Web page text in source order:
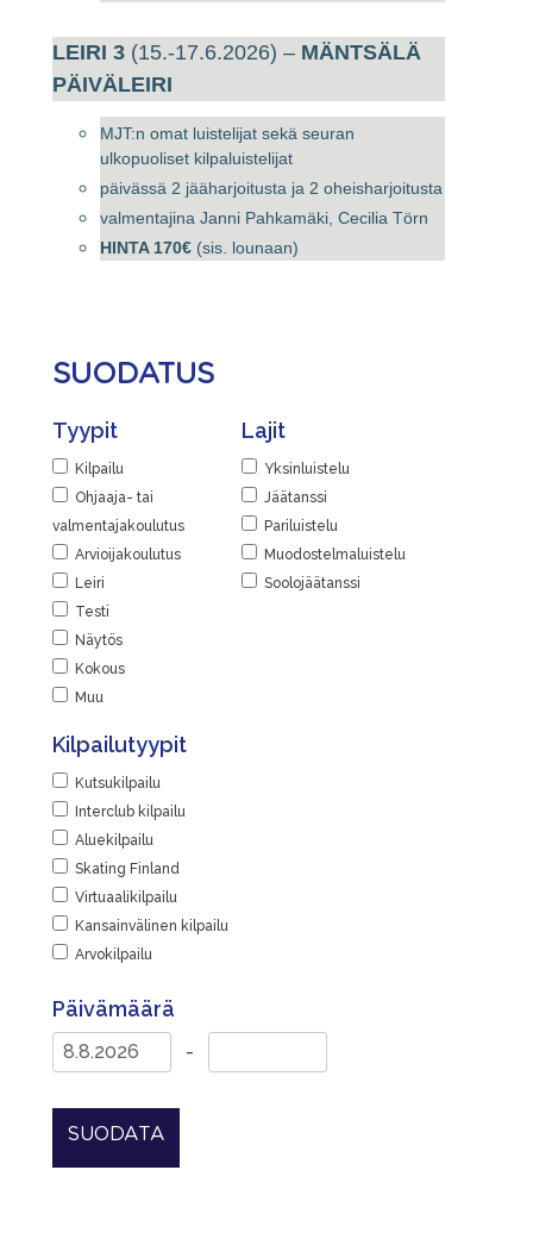
LEIRI 3 (15.-17.6.2026) – MÄNTSÄLÄ
PÄIVÄLEIRI
MJT:n omat luistelijat sekä seuran
ulkopuoliset kilpaluistelijat
päivässä 2 jääharjoitusta ja 2 oheisharjoitusta
valmentajina Janni Pahkamäki, Cecilia Törn
HINTA 170€ (sis. lounaan)
SUODATUS
Tyypit
Kilpailu
Ohjaaja- tai
valmentajakoulutus
Arvioijakoulutus
Leiri
Testi
Näytös
Kokous
Muu
Lajit
Yksinluistelu
Jäätanssi
Pariluistelu
Muodostelmaluistelu
Soolojäätanssi
Kilpailutyypit
Kutsukilpailu
Interclub kilpailu
Aluekilpailu
Skating Finland
Virtuaalikilpailu
Kansainvälinen kilpailu
Arvokilpailu
Päivämäärä
-
SUODATA